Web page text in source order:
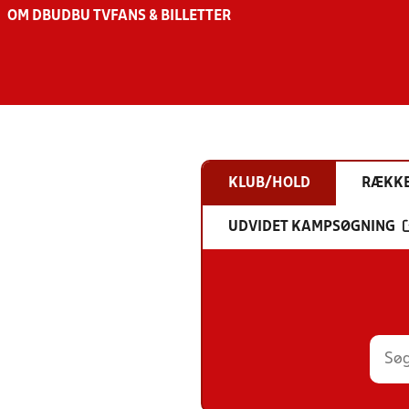
OM DBU DBU TV FANS & BILLETTER
KLUB/HOLD
UDVIDET KAMPSØGNING